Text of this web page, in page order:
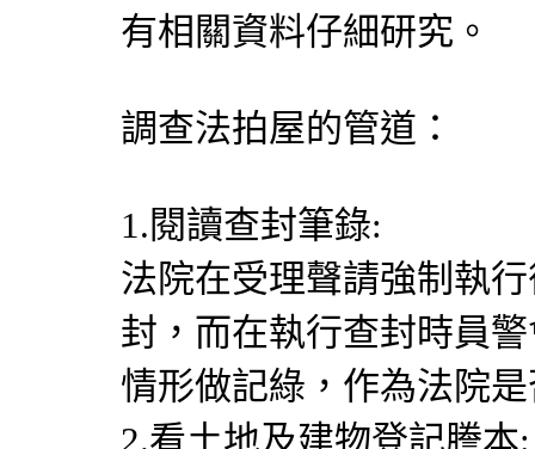
有相關資料仔細研究。
調查法拍屋的管道：
1.閱讀查封筆錄:
法院在受理聲請強制執
封，而在執行查封時員
情形做記綠，作為法院
2.看土地及建物登記謄本: